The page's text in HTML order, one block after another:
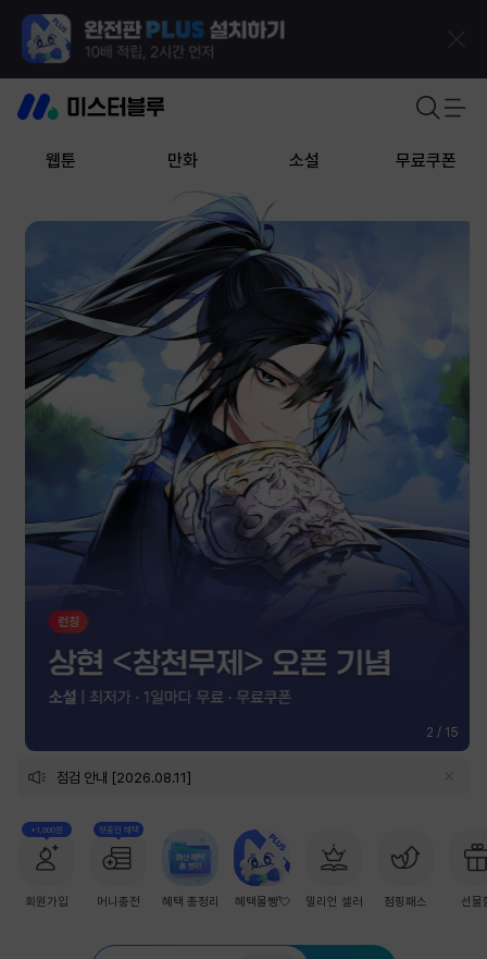
웹툰 만화 소설 무료쿠폰
2 / 15
점검 안내 [2026.08.11]
+1,000원
회원가입
첫충전 혜택
머니충전 혜택 총정리 혜택몰빵💘 밀리언 셀러 점핑패스 선물